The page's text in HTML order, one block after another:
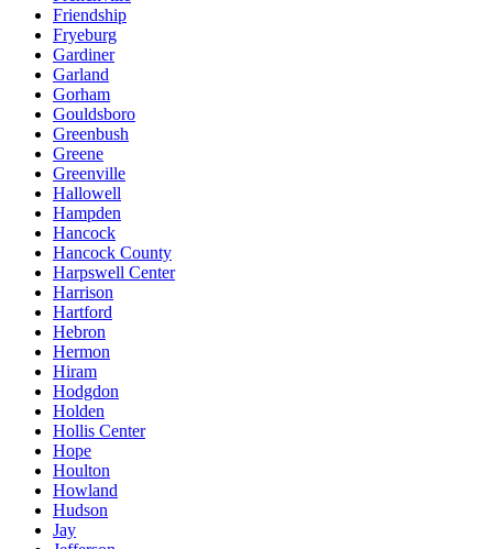
Friendship
Fryeburg
Gardiner
Garland
Gorham
Gouldsboro
Greenbush
Greene
Greenville
Hallowell
Hampden
Hancock
Hancock County
Harpswell Center
Harrison
Hartford
Hebron
Hermon
Hiram
Hodgdon
Holden
Hollis Center
Hope
Houlton
Howland
Hudson
Jay